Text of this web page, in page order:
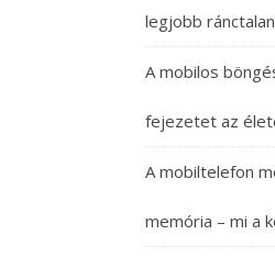
legjobb
A mobilos
fejezetet az
A mobiltelefon
memória – mi a